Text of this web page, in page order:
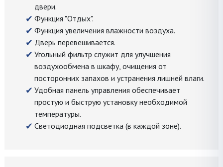
двери.
Функция "Отдых".
Функция увеличения влажности воздуха.
Дверь перевешивается.
Угольный фильтр служит для улучшения
воздухообмена в шкафу, очищения от
посторонних запахов и устранения лишней влаги.
Удобная панель управления обеспечивает
простую и быструю установку необходимой
температуры.
Светодиодная подсветка (в каждой зоне).